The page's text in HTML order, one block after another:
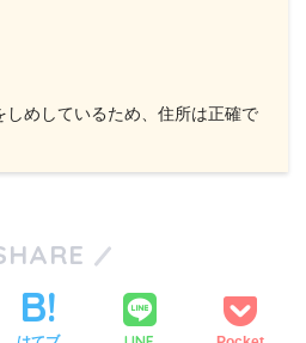
めしているため、住所は正確で